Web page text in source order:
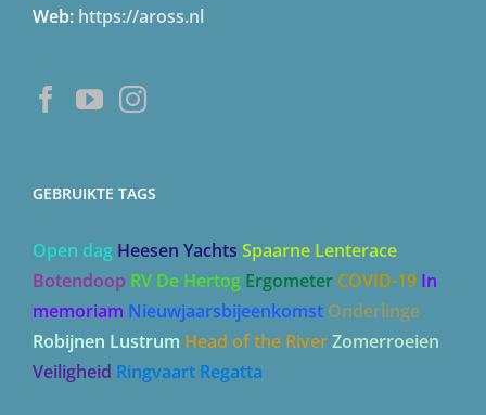
Web: https://aross.nl
GEBRUIKTE TAGS
Open dag Heesen Yachts Spaarne Lenterace
Botendoop RV De Hertog Ergometer COVID-19 In
memoriam Nieuwjaarsbijeenkomst Onderlinge
Robijnen Lustrum Head of the RiverZomerroeien
Veiligheid Ringvaart Regatta